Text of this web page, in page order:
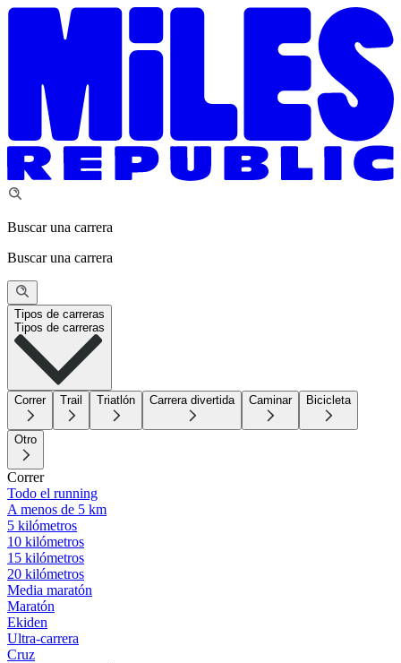
Buscar una carrera
Buscar una carrera
Tipos de carreras
Tipos de carreras
Correr Trail Triatlón Carrera divertida Caminar Bicicleta
Otro
Correr
Todo el running
A menos de 5 km
5 kilómetros
10 kilómetros
15 kilómetros
20 kilómetros
Media maratón
Maratón
Ekiden
Ultra-carrera
Cruz